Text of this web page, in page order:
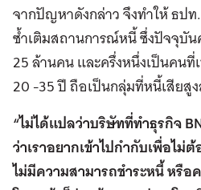
จากปัญหาดังกล่าว จึงทำให้ ธปท
ซ้ำเติมสถานการณ์หนี้ ซึ่งปัจจุบั
25 ล้านคน และครึ่งหนึ่งเป็นคนที่
20 -35 ปี ถือเป็นกลุ่มที่หนี้เสียสูง
“ไม่ได้แปลว่าบริษัทที่ทําธุรกิจ
ว่าเราอยากเข้าไปกํากับเพื่อไม่
ไม่มีความสามารถชําระหนี้ หรือ